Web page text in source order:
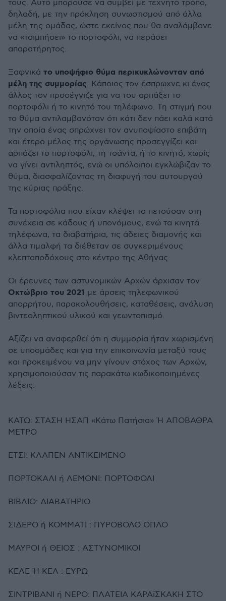
τους. Αυτό μπορούσε να συμβεί με τεχνητό τρόπο,
δηλαδή, με την πρόκληση συνωστισμού από άλλα
μέλη της ομάδας, ώστε εκείνος που θα αναλάμβανε
να «τσιμπήσει» το πορτοφόλι, να περάσει
απαρατήρητος.
Ξαφνικά το υποψήφιο θύμα περικυκλώνονταν από
μέλη της συμμορίας. Κάποιος τον έσπρωχνε κι ένας
άλλος τον προσέγγιζε για να του αρπάξει το
πορτοφόλι ή το κινητό του τηλέφωνο. Τη στιγμή που
το θύμα αντιλαμβανόταν ότι κάτι δεν πάει καλά κατά
την οποία ένας σπρώχνει τον ανυποψίαστο επιβάτη
και έτερο μέλος της οργάνωσης προσεγγίζει και
αρπάζει το πορτοφόλι, τη τσάντα, ή το κινητό, χωρίς
να γίνει αντιληπτός, ενώ οι υπόλοιποι εγκλώβιζαν το
θύμα, διασφαλίζοντας τη διαφυγή του αυτουργού
της κύριας πράξης.
Τα πορτοφόλια που είχαν κλέψει τα πετούσαν στη
συνέχεια σε κάδους ή υπονόμους, ενώ τα κινητά
τηλέφωνα, τα διαβατήρια, τις άδειες διαμονής και
άλλα τιμαλφή τα διέθεταν σε συγκεριμένους
κλεπταποδόχους στο κέντρο της Αθήνας.
Οι έρευνες των αστυνομικών Αρχών άρχισαν τον
Οκτώβριο του 2021 με άρσεις τηλεφωνικού
απορρήτου, παρακολουθήσεις, καταθέσεις, ανάλυση
βιντεοληπτικού υλικού και γεωντοπισμό.
Αξίζει να αναφερθεί ότι η συμμορία ήταν χωρισμένη
σε υποομάδες και για την επικοινωνία μεταξύ τους
και προκειμένου να μην γίνουν στόχος των Αρχών,
χρησιμοποιούσαν τις παρακάτω κωδικοποιημένες
λέξεις:
ΚΑΤΩ: ΣΤΑΣΗ ΗΣΑΠ «Κάτω Πατήσια» Ή ΑΠΟΒΑΘΡΑ
ΜΕΤΡΟ
ΕΤΣΙ: ΚΛΑΠΕΝ ΑΝΤΙΚΕΙΜΕΝΟ
ΠΟΡΤΟΚΑΛΙ ή ΛΕΜΟΝΙ: ΠΟΡΤΟΦΟΛΙ
ΒΙΒΛΙΟ: ΔΙΑΒΑΤΗΡΙΟ
ΣΙΔΕΡΟ ή ΚΟΜΜΑΤΙ : ΠΥΡΟΒΟΛΟ ΟΠΛΟ
ΜΑΥΡΟΙ ή ΘΕΙΟΣ : ΑΣΤΥΝΟΜΙΚΟΙ
ΚΕΛΕ Ή ΚΕΛ : ΕΥΡΩ
ΣΙΝΤΡΙΒΑΝΙ ή ΝΕΡΟ: ΠΛΑΤΕΙΑ ΚΑΡΑϊΣΚΑΚΗ ΣΤΟ